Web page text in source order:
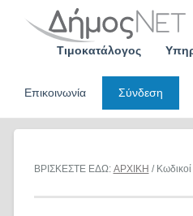
Τιμοκατάλογος
Επικοινωνία
Σύνδεση
ΒΡΙΣΚΕΣΤΕ ΕΔΩ: ΑΡΧΙΚΗ /